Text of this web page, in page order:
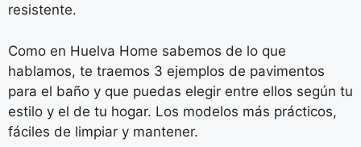
resistente.
Como en Huelva Home sabemos de lo que
hablamos, te traemos 3 ejemplos de pavimentos
para el baño y que puedas elegir entre ellos según tu
estilo y el de tu hogar. Los modelos más prácticos,
fáciles de limpiar y mantener.